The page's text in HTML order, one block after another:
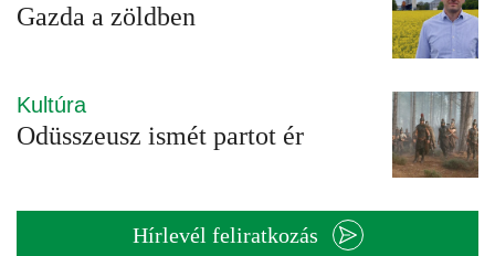
Gazda a zöldben
Kultúra
Odüsszeusz ismét partot ér
Hírlevél feliratkozás